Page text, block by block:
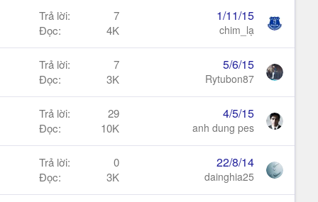
Trả lời
7
Đọc
4K
1/11/15
chim_lạ
Trả lời
7
Đọc
3K
5/6/15
Rytubon87
Trả lời
29
Đọc
10K
4/5/15
anh dung pes
Trả lời
0
Đọc
3K
22/8/14
dainghia25